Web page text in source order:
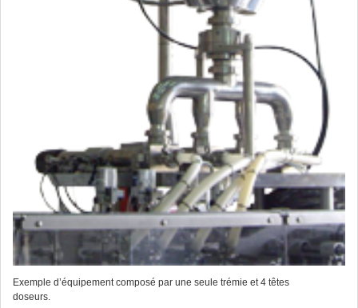
Exemple d’équipement composé par une seule trémie et 4 têtes
doseurs.